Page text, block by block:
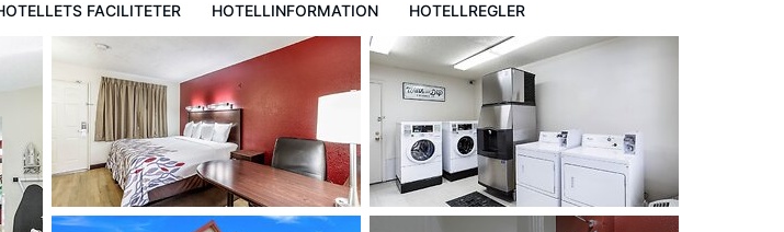
FACILITETER HOTELLINFORMATION HOTELLREGLER